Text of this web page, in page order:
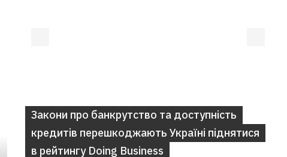
Закони про банкрутство та доступність
кредитів перешкоджають Україні піднятися
в рейтингу Doing Business